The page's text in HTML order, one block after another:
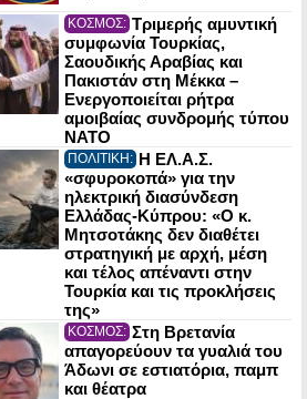
ΚΟΣΜΟΣ: Τριμερής αμυντική
συμφωνία Τουρκίας,
Σαουδικής Αραβίας και
Πακιστάν στη Μέκκα –
Ενεργοποιείται ρήτρα
αμοιβαίας συνδρομής τύπου
NATO
ΠΟΛΙΤΙΚΗ: Η ΕΛ.Α.Σ.
«σφυροκοπά» για την
ηλεκτρική διασύνδεση
Ελλάδας-Κύπρου: «Ο κ.
Μητσοτάκης δεν διαθέτει
στρατηγική με αρχή, μέση
και τέλος απέναντι στην
Τουρκία και τις προκλήσεις
της»
ΚΟΣΜΟΣ: Στη Βρετανία
απαγορεύουν τα γυαλιά του
Άδωνι σε εστιατόρια, παμπ
και θέατρα